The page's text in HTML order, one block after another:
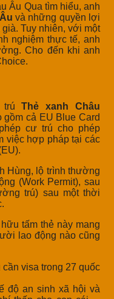
Âu Qua tìm hiểu, anh
và những quyền lợi
Tuy nhiên, với một
nghiệm thực tế, anh
Cho đến khi anh
trúThẻ xanh Châu
cả EU Blue Card
cư trú cho phép
việc hợp pháp tại các
Hùng, lộ trình thường
(Work Permit), sau
trú) sau một thời
tấm thẻ này mang
lao động nào cũng
visa trong 27 quốc
độ an sinh xã hội và